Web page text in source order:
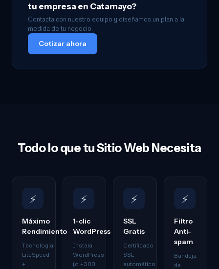
tu empresa en Catamayo?
Contacta con nuestro equipo y diseñamos un plan a la
medida de tu negocio.
Cotizar ahora
Todo lo que tu Sitio Web Necesita
⚡
Máximo
Rendimiento
Tecnología
LiteSpeed
+
⚡
1-clic
WordPress
Instala
WordPress
(o +300
⚡
SSL
Gratis
Certificado
SSL
automático
⚡
Filtro
Anti-
spam
Bandeja
de